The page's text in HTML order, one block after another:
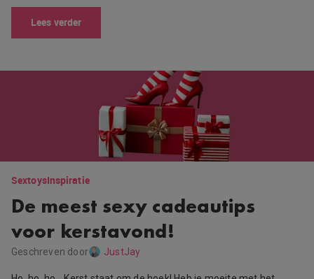
Lees verder
SextoysInspiratie
De meest sexy cadeautips
voor kerstavond!
Geschreven door JustJay